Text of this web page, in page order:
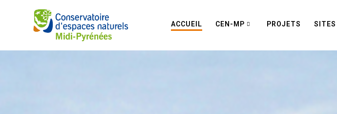
ACCUEIL CEN-MP PROJETS SITES